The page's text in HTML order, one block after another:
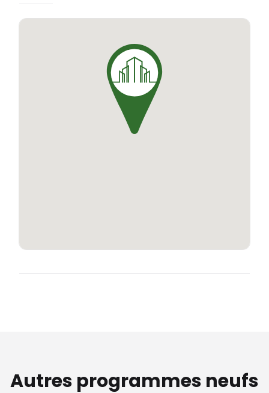
appartement offre un cadre de vie agréable et
des prestations de qualité. Vivez la ville
autrement avec le programme Variations à
Autres programmes neufs